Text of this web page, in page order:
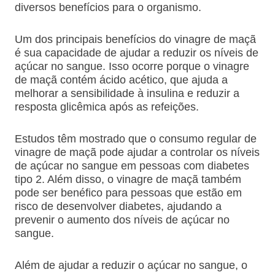
diversos benefícios para o organismo.
Um dos principais benefícios do vinagre de maçã
é sua capacidade de ajudar a reduzir os níveis de
açúcar no sangue. Isso ocorre porque o vinagre
de maçã contém ácido acético, que ajuda a
melhorar a sensibilidade à insulina e reduzir a
resposta glicêmica após as refeições.
Estudos têm mostrado que o consumo regular de
vinagre de maçã pode ajudar a controlar os níveis
de açúcar no sangue em pessoas com diabetes
tipo 2. Além disso, o vinagre de maçã também
pode ser benéfico para pessoas que estão em
risco de desenvolver diabetes, ajudando a
prevenir o aumento dos níveis de açúcar no
sangue.
Além de ajudar a reduzir o açúcar no sangue, o